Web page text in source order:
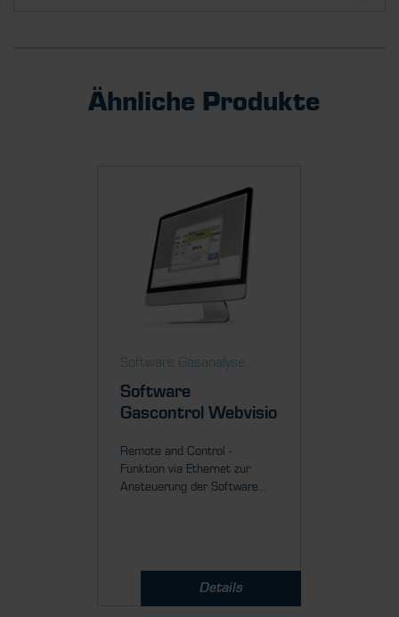
Ähnliche Produkte
Software Gasanalyse
Software
Gascontrol Webvisio
Remote and Control -
Funktion via Ethernet zur
Ansteuerung der Software...
Details